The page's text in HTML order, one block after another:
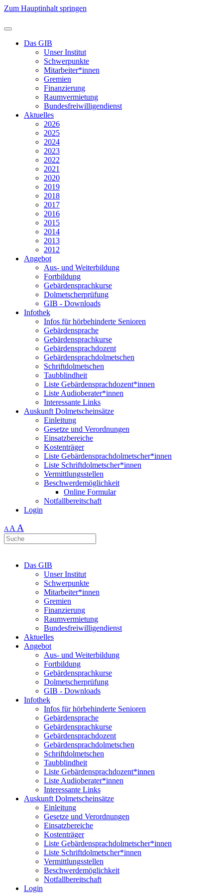
Zum Hauptinhalt springen
Das GIB
Unser Institut
Schwerpunkte
Mitarbeiter*innen
Gremien
Finanzierung
Raumvermietung
Bundesfreiwilligendienst
Aktuelles
2026
2025
2024
2023
2022
2021
2020
2019
2018
2017
2016
2015
2014
2013
2012
Angebot
Aus- und Weiterbildung
Fortbildung
Gebärdensprachkurse
Dolmetscherprüfung
GIB - Downloads
Infothek
Infos für hörbehinderte Senioren
Gebärdensprache
Gebärdensprachkurse
Gebärdensprachdozent
Gebärdensprachdolmetschen
Schriftdolmetschen
Taubblindheit
Liste Gebärdensprachdozent*innen
Liste Audioberater*innen
Interessante Links
Auskunft Dolmetscheinsätze
Einleitung
Gesetze und Verordnungen
Einsatzbereiche
Kostenträger
Liste Gebärdensprachdolmetscher*innen
Liste Schriftdolmetscher*innen
Vermittlungsstellen
Beschwerdemöglichkeit
Online Formular
Notfallbereitschaft
Login
AA A
Das GIB
Unser Institut
Schwerpunkte
Mitarbeiter*innen
Gremien
Finanzierung
Raumvermietung
Bundesfreiwilligendienst
Aktuelles
Angebot
Aus- und Weiterbildung
Fortbildung
Gebärdensprachkurse
Dolmetscherprüfung
GIB - Downloads
Infothek
Infos für hörbehinderte Senioren
Gebärdensprache
Gebärdensprachkurse
Gebärdensprachdozent
Gebärdensprachdolmetschen
Schriftdolmetschen
Taubblindheit
Liste Gebärdensprachdozent*innen
Liste Audioberater*innen
Interessante Links
Auskunft Dolmetscheinsätze
Einleitung
Gesetze und Verordnungen
Einsatzbereiche
Kostenträger
Liste Gebärdensprachdolmetscher*innen
Liste Schriftdolmetscher*innen
Vermittlungsstellen
Beschwerdemöglichkeit
Notfallbereitschaft
Login